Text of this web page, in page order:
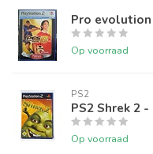
Pro evolution
Op voorraad
PS2
PS2 Shrek 2 -
Op voorraad